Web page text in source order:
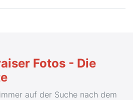
Fotos - Die
auf der Suche nach dem